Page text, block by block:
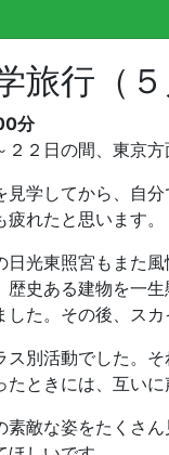
行（５
分
２２日の間、東京
見学してから、自
れたと思います。
日光東照宮もまた
歴史ある建物を一
た。その後、ス
ス別活動でした。
ときには、互い
素敵な姿をたくさ